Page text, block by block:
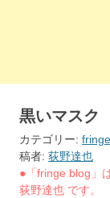
黒いマスク
カテゴリー:
稿者: 荻野達也
●「fringe blog」
荻野達也 です。